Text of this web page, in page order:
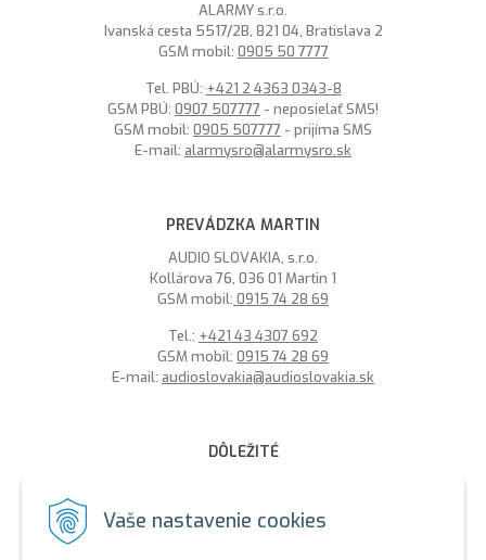
Vaše nastavenie cookies
ALARMY s.r.o.
Ivanská cesta 5517/2B, 821 04, Bratislava 2
GSM mobil: 0905 50 7777
Tel. PBÚ: +421 2 4363 0343-8
GSM PBÚ: 0907 507777 - neposielať SMS!
GSM mobil: 0905 507777 - prijíma SMS
E-mail: alarmysro@alarmysro.sk
PREVÁDZKA MARTIN
AUDIO SLOVAKIA, s.r.o.
Kollárova 76, 036 01 Martin 1
GSM mobil: 0915 74 28 69
Tel.: +421 43 4307 692
GSM mobil: 0915 74 28 69
E-mail: audioslovakia@audioslovakia.sk
DÔLEŽITÉ
Sme členmi spoločenstva SEWA, zabezpečujeme likvidáciu